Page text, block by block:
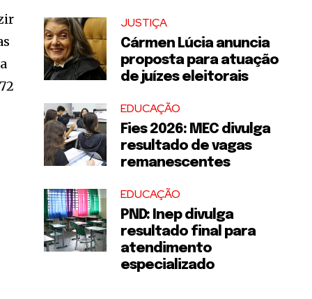
JUSTIÇA
Cármen Lúcia anuncia
proposta para atuação
de juízes eleitorais
EDUCAÇÃO
Fies 2026: MEC divulga
resultado de vagas
remanescentes
EDUCAÇÃO
PND: Inep divulga
resultado final para
atendimento
especializado